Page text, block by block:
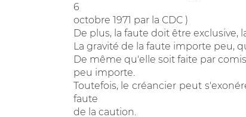
6
octobre 1971 par la CDC )
De plus, la faute doit être exclusive,
La gravité de la faute importe peu,
De même qu'elle soit faite par
peu importe.
Toutefois, le créancier peut
faute
de la caution.